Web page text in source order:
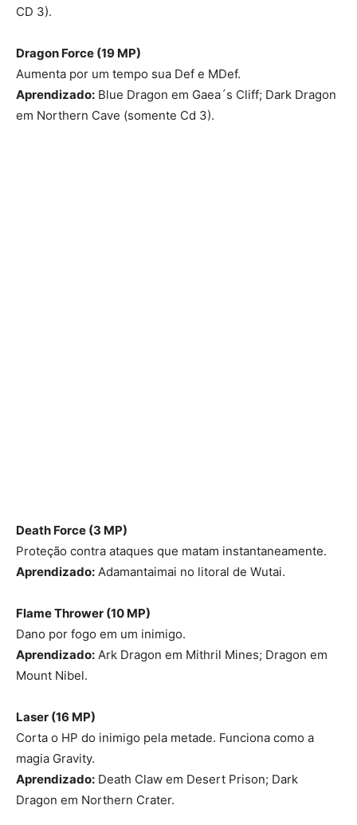
CD 3).
Dragon Force (19 MP)
Aumenta por um tempo sua Def e MDef.
Aprendizado: Blue Dragon em Gaea´s Cliff; Dark Dragon
em Northern Cave (somente Cd 3).
Death Force (3 MP)
Proteção contra ataques que matam instantaneamente.
Aprendizado: Adamantaimai no litoral de Wutai.
Flame Thrower (10 MP)
Dano por fogo em um inimigo.
Aprendizado: Ark Dragon em Mithril Mines; Dragon em
Mount Nibel.
Laser (16 MP)
Corta o HP do inimigo pela metade. Funciona como a
magia Gravity.
Aprendizado: Death Claw em Desert Prison; Dark
Dragon em Northern Crater.